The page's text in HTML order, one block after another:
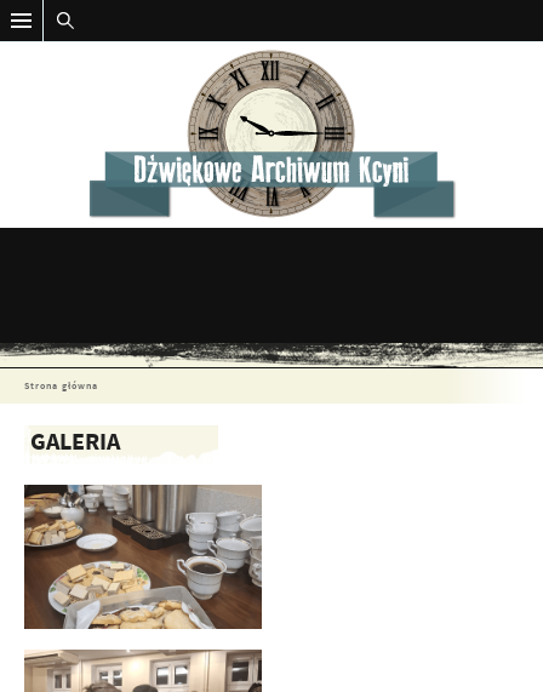
Strona główna
GALERIA